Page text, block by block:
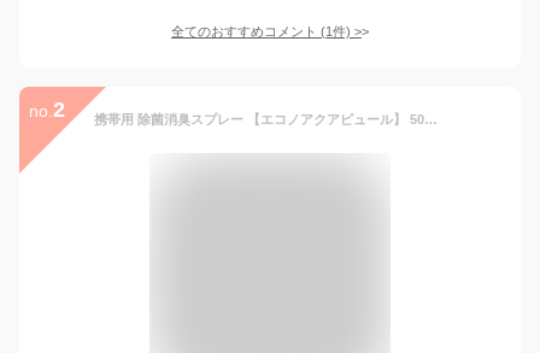
全てのおすすめコメント (1件) >
no. 2 携帯用 除菌消臭スプレー 【エコノアクアピュール】 50mL 4本入りペット トイレ 便座 靴 部屋 おむつ 除菌 スプレー カビ 消臭 タバコ 赤ちゃん おもちゃ 次亜塩素酸水 ウイルス 日本製 ノンアルコール 携帯 次亜塩素酸 衣類 ドアノブ 除菌スプレー 消臭スプレー